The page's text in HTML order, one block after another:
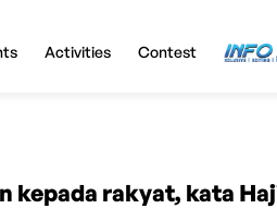
Activities Contest InfoX
kepada rakyat, kata